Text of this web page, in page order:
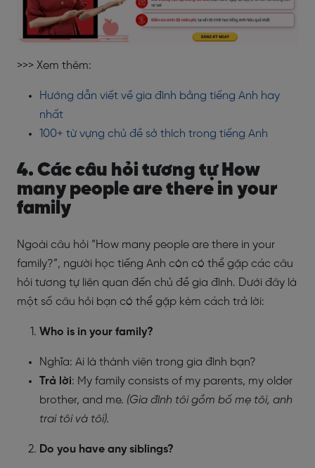
>>> Xem thêm:
Hướng dẫn viết về gia đình bằng tiếng Anh hay
nhất
100+ từ vựng chủ đề sở thích trong tiếng Anh
4. Các câu hỏi tương tự How
many people are there in your
family
Ngoài câu hỏi “How many people are there in your
family?”, người học tiếng Anh còn có thể gặp các câu
hỏi tương tự liên quan đến chủ đề gia đình. Dưới đây là
một số câu hỏi bạn có thể gặp kèm cách trả lời:
Who is in your family?
Nghĩa: Ai là thành viên trong gia đình bạn?
Trả lời: My family consists of my parents, my older
brother, and me. (Gia đình tôi gồm bố mẹ tôi, anh
trai tôi và tôi).
Do you have any siblings?